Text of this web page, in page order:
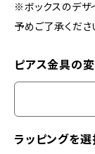
※ボックスのデザ
予めご了承くださ
ピアス金具の
ラッピングを